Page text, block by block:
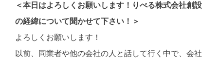
＜本日はよろしくお願いします！りべる株式会社創設
の経緯について聞かせて下さい！＞
よろしくお願いします！
以前、同業者や他の会社の人と話して行く中で、会社